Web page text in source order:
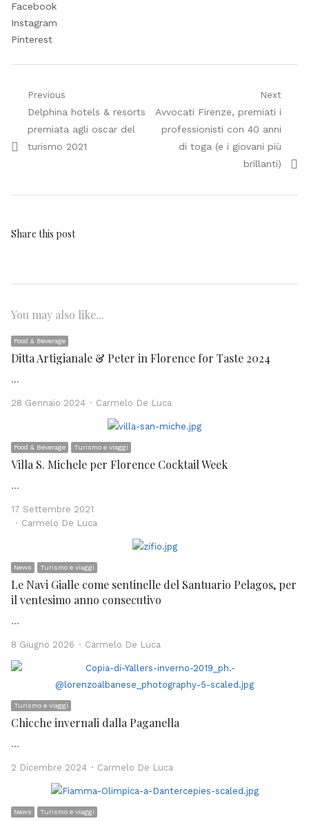
Facebook
Instagram
Pinterest
Navigazione
articoli
Previous
Previous
post:
Delphina hotels & resorts
premiata agli oscar del
turismo 2021
Next
Next
post:
Avvocati Firenze, premiati i
professionisti con 40 anni
di toga (e i giovani più
brillanti)
Share this post
You may also like...
Food & Beverage
Ditta Artigianale & Peter in Florence for Taste 2024
…
28 Gennaio 2024 Author
Carmelo De Luca
Food & Beverage Turismo e viaggi
Villa S. Michele per Florence Cocktail Week
…
17 Settembre 2021
Author
Carmelo De Luca
News Turismo e viaggi
Le Navi Gialle come sentinelle del Santuario Pelagos, per
il ventesimo anno consecutivo
…
8 Giugno 2026 Author
Carmelo De Luca
Turismo e viaggi
Chicche invernali dalla Paganella
…
2 Dicembre 2024 Author
Carmelo De Luca
News Turismo e viaggi